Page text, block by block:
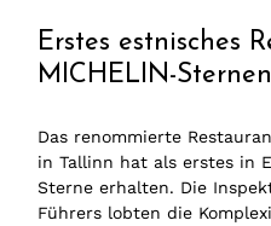
Erstes estnisches
MICHELIN-Sternen
Das renommierte
in Tallinn hat als erstes in
Sterne erhalten. Die
Führers lobten die